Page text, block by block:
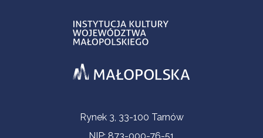
Informacje kontaktoweRynek 3, 33-100 Tarnów